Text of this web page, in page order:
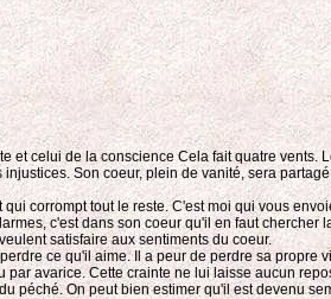
celui de la conscience Cela fait quatre
Son coeur, plein de vanité, sera
corrompt tout le reste. C'est moi qui vous
c'est dans son coeur qu'il en faut
satisfaire aux sentiments du coeur.
ce qu'il aime. Il a peur de perdre sa
avarice. Cette crainte ne lui laisse aucun
On peut bien estimer qu'il est devenu